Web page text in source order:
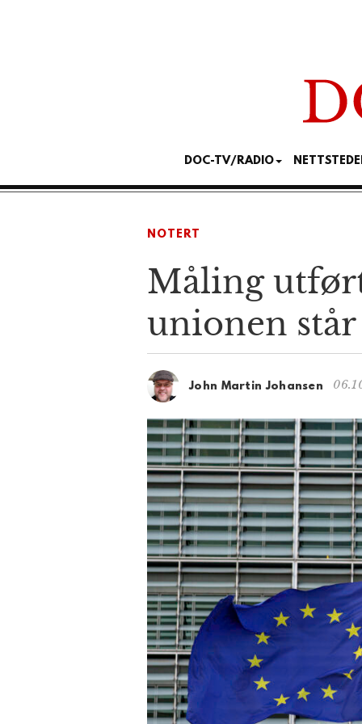
DOC-TV/RADIO
NOTERT
Måling
unionen
John Martin Johansen